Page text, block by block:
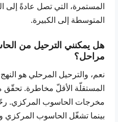
المستمرة، التي تصل عادةً إلى
المتوسطة إلى الكبيرة.
هل يمكنني الترحيل من
مراحل؟
نعم، والترحيل المرحلي هو
المستقلّة الأقلّ مخاطرة. تحقّق
مخرجات الحاسوب المركزي.
بينما تشغّل الحاسوب المركزي